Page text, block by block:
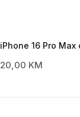
iPhone 16 Pro Max
20,00 KM